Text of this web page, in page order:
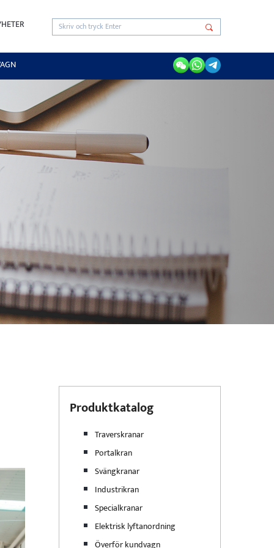
Produktkatalog
Traverskranar
Portalkran
Svängkranar
Industrikran
Specialkranar
Elektrisk lyftanordning
Överför kundvagn